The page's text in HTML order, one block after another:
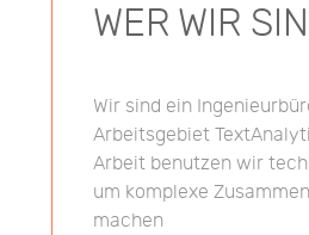
WER WIR
Wir sind ein
Arbeitsgebiet
Arbeit benutzen wir
um komplexe
machen